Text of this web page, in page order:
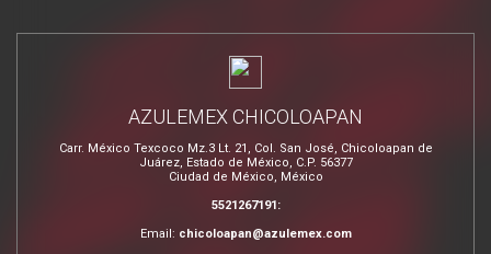
AZULEMEX CHICOLOAPAN
Carr. México Texcoco Mz.3 Lt. 21, Col. San José, Chicoloapan de
Juárez, Estado de México, C.P. 56377
Ciudad de México, México
5521267191:
Email: chicoloapan@azulemex.com